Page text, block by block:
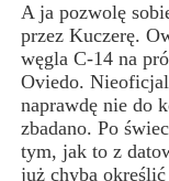
A ja pozwolę
przez Kuczerę.
węgla C-14 na
Oviedo.
naprawdę nie do
zbadano. Po
tym, jak to z
już chyba